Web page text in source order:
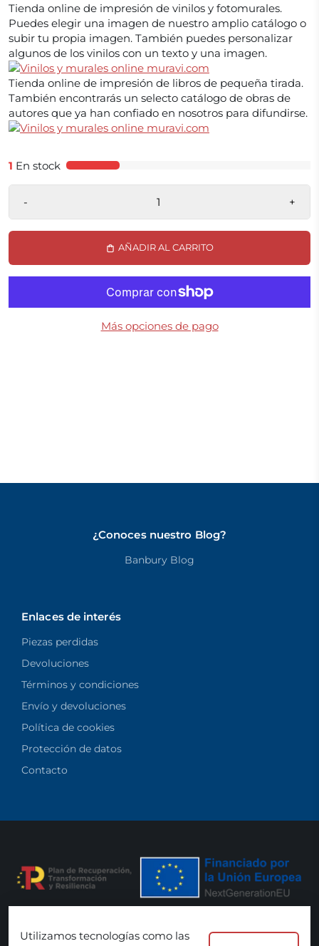
Tienda online de impresión de vinilos y fotomurales.
Puedes elegir una imagen de nuestro amplio catálogo o
subir tu propia imagen. También puedes personalizar
algunos de los vinilos con un texto y una imagen.
Tienda online de impresión de libros de pequeña tirada.
También encontrarás un selecto catálogo de obras de
autores que ya han confiado en nosotros para difundirse.
1 En stock
- +
AÑADIR AL CARRITO
Más opciones de pago
¿Conoces nuestro Blog?
Banbury Blog
Enlaces de interés
Piezas perdidas
Devoluciones
Términos y condiciones
Envío y devoluciones
Política de cookies
Protección de datos
Contacto
Utilizamos tecnologías como las